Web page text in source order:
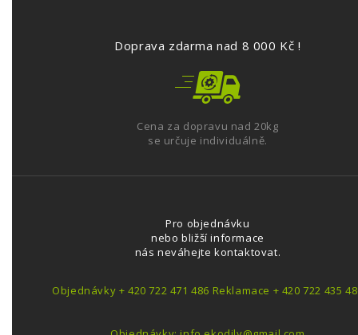
Doprava zdarma nad 8 000 Kč !
Cena za dopravu nad 20kg
se určuje individuálně.
Pro objednávku
nebo bližší informace
nás neváhejte kontaktovat.
Objednávky + 420 722 471 486 Reklamace + 420 722 435